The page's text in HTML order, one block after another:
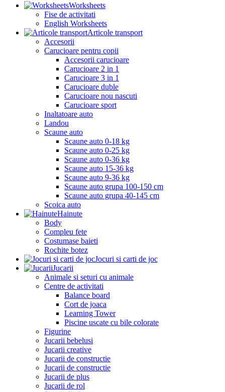
Worksheets
Fise de activitati
English Worksheets
Articole transport
Accesorii
Carucioare pentru copii
Accesorii carucioare
Carucioare 2 in 1
Carucioare 3 in 1
Carucioare duble
Carucioare nou nascuti
Carucioare sport
Inaltatoare auto
Landou
Scaune auto
Scaune auto 0-18 kg
Scaune auto 0-25 kg
Scaune auto 0-36 kg
Scaune auto 15-36 kg
Scaune auto 9-36 kg
Scaune auto grupa 100-150 cm
Scaune auto grupa 40-145 cm
Scoica auto
Hainute
Body
Compleu fete
Costumase baieti
Rochite botez
Jocuri si carti de joc
Jucarii
Animale si seturi cu animale
Centre de activitati
Balance board
Cort de joaca
Learning Tower
Piscine uscate cu bile colorate
Figurine
Jucarii bebelusi
Jucarii creative
Jucarii de constructie
Jucarii de constructie
Jucarii de plus
Jucarii de rol